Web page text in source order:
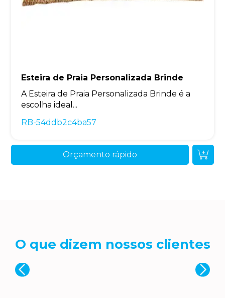
Esteira de Praia Personalizada Brinde
A Esteira de Praia Personalizada Brinde é a
escolha ideal...
RB-54ddb2c4ba57
Orçamento rápido
O que dizem nossos clientes